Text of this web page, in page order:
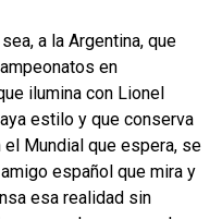
a la Argentina, que
en
ilumina con Lionel
estilo y que conserva
Mundial que espera, se
español que mira y
esa realidad sin